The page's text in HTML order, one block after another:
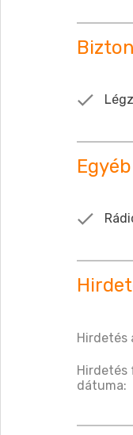
Egyéb
Hirdetés
Hirdetés
dátuma: